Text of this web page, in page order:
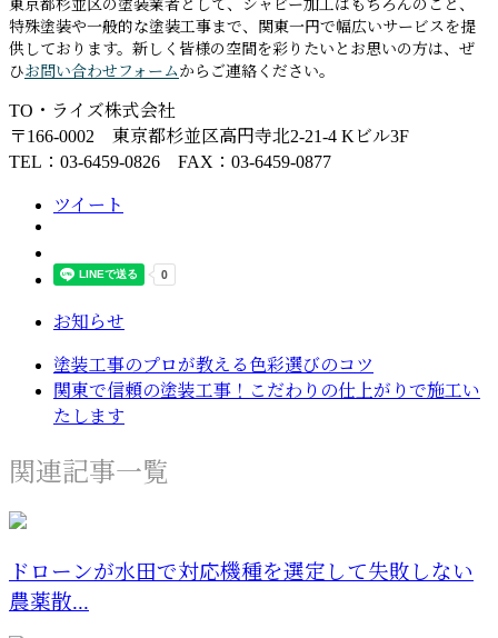
東京都杉並区の塗装業者として、シャビー加工はもちろんのこと、
特殊塗装や一般的な塗装工事まで、関東一円で幅広いサービスを提
供しております。新しく皆様の空間を彩りたいとお思いの方は、ぜ
ひお問い合わせフォームからご連絡ください。
TO・ライズ株式会社
〒166-0002 東京都杉並区高円寺北2-21-4 Kビル3F
TEL：03-6459-0826 FAX：03-6459-0877
ツイート
お知らせ
塗装工事のプロが教える色彩選びのコツ
関東で信頼の塗装工事！こだわりの仕上がりで施工い
たします
関連記事一覧
ドローンが水田で対応機種を選定して失敗しない
農薬散...